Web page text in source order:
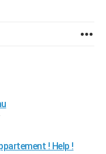
! Help !